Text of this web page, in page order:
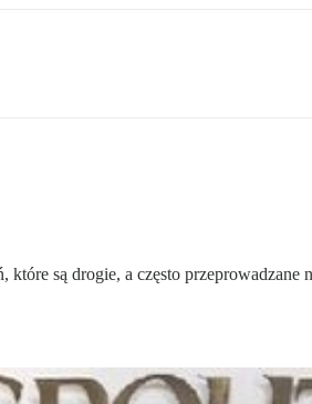
są drogie, a często przeprowadzane